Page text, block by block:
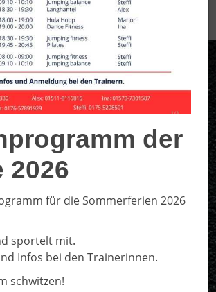
der
2026
für die Sommerferien 2026
sportelt mit.
Infos bei den Trainerinnen.
schwitzen!